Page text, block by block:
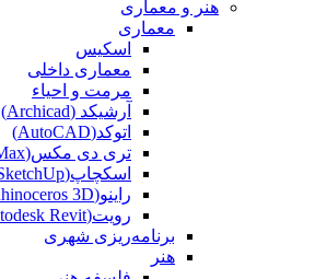
هنر و معماری
معماری
اسکیس
معماری داخلی
مرمت و احیاء
آرشیکد (Archicad)
اتوکد(AutoCAD)
تری دی مکس(Autodesk 3ds Max)
اسکچاپ(SketchUp)
راینو(Rhinoceros 3D)
رویت(Autodesk Revit)
برنامه‌ریزی شهری
هنر